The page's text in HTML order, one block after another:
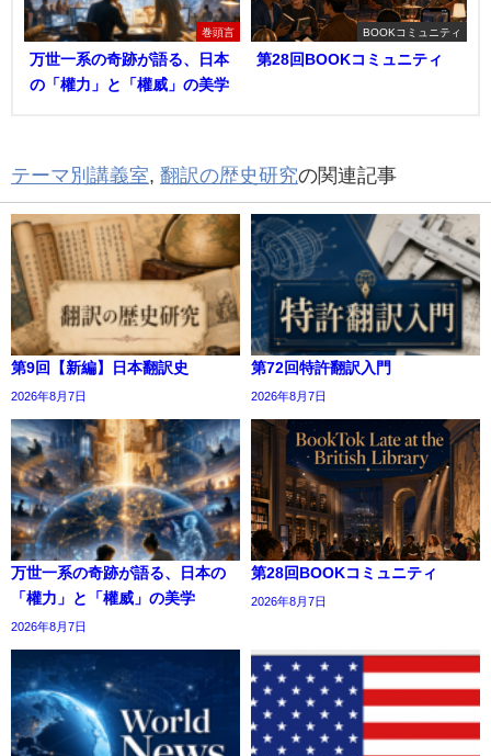
巻頭言
万世一系の奇跡が語る、日本
の「權力」と「權威」の美学
BOOKコミュニティ
第28回BOOKコミュニティ
テーマ別講義室 翻訳の歴史研究の関連記事
第9回【新編】日本翻訳史
2026年8月7日
第72回特許翻訳入門
2026年8月7日
万世一系の奇跡が語る、日本の
「權力」と「權威」の美学
2026年8月7日
第28回BOOKコミュニティ
2026年8月7日